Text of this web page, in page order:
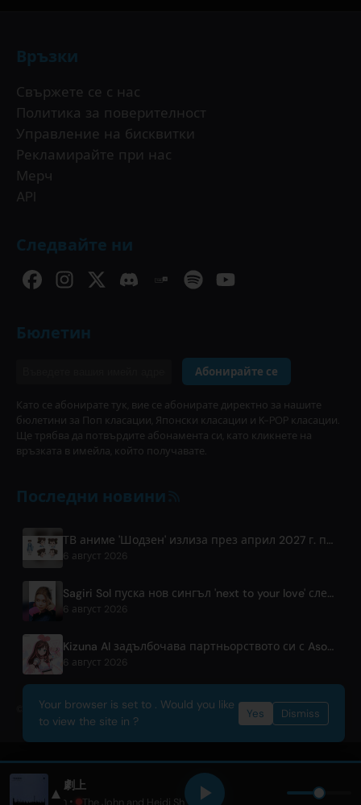
Връзки
Свържете се с нас
Политика за поверителност
Управление на бисквитки
Рекламирайте при нас
Мерч
API
Следвайте ни
Бюлетин
Абонирайте се
Като се абонирате тук, вие се абонирате директно за нашите
бюлетини за Поп класации, Японски класации и K-POP класации.
Ще трябва да потвърдите абонамента си, като кликнете на
връзката в имейла, който получавате.
Последни новини
ТВ аниме 'Шодзен' излиза през април 2027 г. по Fuji TV
6 август 2026
Sagiri Sol пуска нов сингъл 'next to your love' след пауза
6 август 2026
Kizuna AI задълбочава партньорството си с Asobisystem пред 10-годишния си световен тур
6 август 2026
© 2026 OnlyHit. All rights reserved. - Metadata provided byACRCloud
▲ 劇上
YOASOBI• Only Hits Japan • The John and Heidi Show
Your browser is set to . Would you like
to view the site in ?
Yes Dismiss